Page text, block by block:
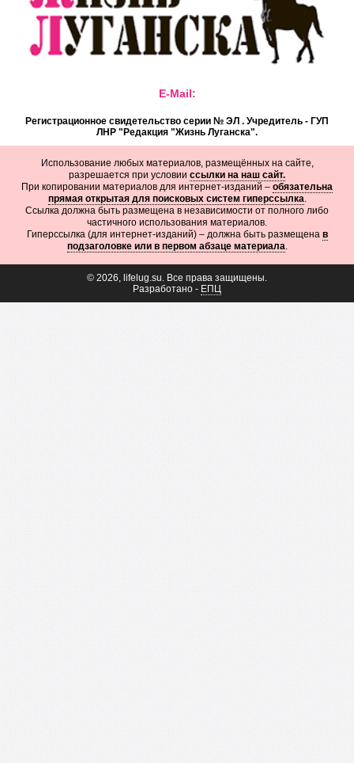
E-Mail:
Регистрационное свидетельство серии № ЭЛ . Учредитель - ГУП
ЛНР "Редакция "Жизнь Луганска".
Использование любых материалов, размещённых на сайте,
разрешается при условии ссылки на наш сайт.
При копировании материалов для интернет-изданий – обязательна
прямая открытая для поисковых систем гиперссылка.
Ссылка должна быть размещена в независимости от полного либо
частичного использования материалов.
Гиперссылка (для интернет-изданий) – должна быть размещена в
подзаголовке или в первом абзаце материала.
© 2026, lifelug.su. Все права защищены.
Разработано - ЕПЦ